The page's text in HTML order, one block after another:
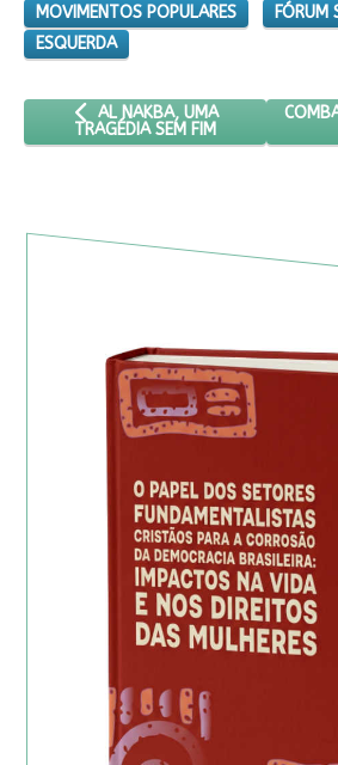
MOVIMENTOS POPULARES
FÓRUM
ESQUERDA
ARTIGO ANTERIOR: AL NAKBA,
AL NAKBA, UMA
TRAGÉDIA SEM FIM